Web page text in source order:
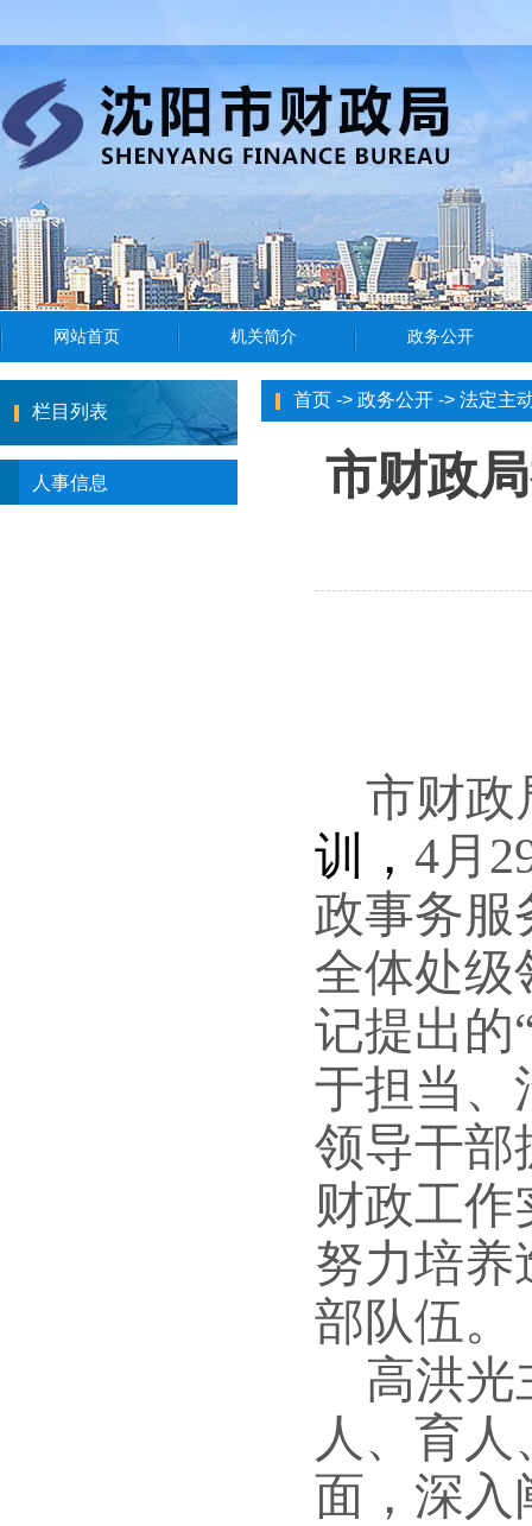
栏目列表
人事信息
首页 -> 政务公开 -> 法定主
市财政
市财政
训， 4月
政事务服
全体处级
记提出的
于担当、
领导干部
财政工
努力培养
部队伍。
高洪光
人、育
面，深入